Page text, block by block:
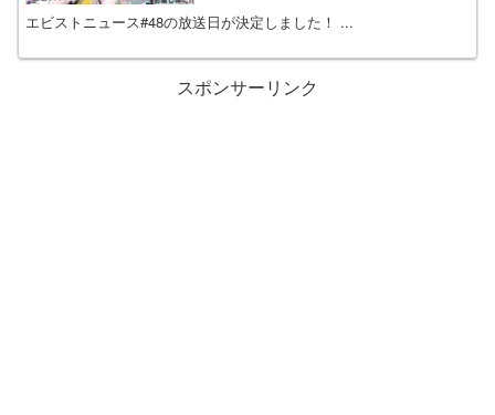
エビストニュース#48の放送日が決定しました！ ...
スポンサーリンク